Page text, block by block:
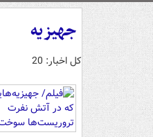
جهیزیه
کل اخبار: 20